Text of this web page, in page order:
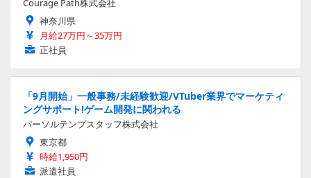
Courage Path株式会社
神奈川県
月給27万円～35万円
正社員
「9月開始」一般事務/未経験歓迎/VTuber業界でマーケティ
ングサポート!ゲーム開発に関われる
パーソルテンプスタッフ株式会社
東京都
時給1,950円
派遣社員